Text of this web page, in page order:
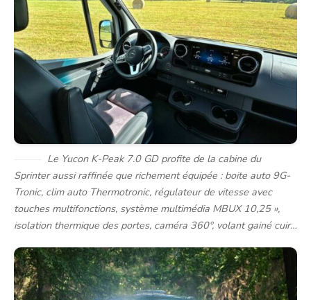
Le Yucon K-Peak 7.0 GD profite de la cabine du
Sprinter aussi raffinée que richement équipée : boite auto 9G-
Tronic, clim auto Thermotronic, régulateur de vitesse avec
touches multifonctions, système multimédia MBUX 10,25 »,
isolation thermique des portes, caméra 360°, volant gainé cuir…